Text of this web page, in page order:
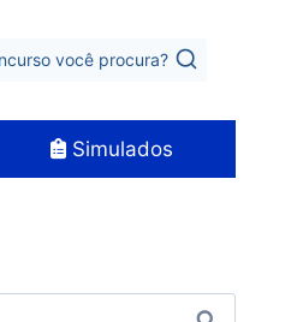
você procura?
Simulados